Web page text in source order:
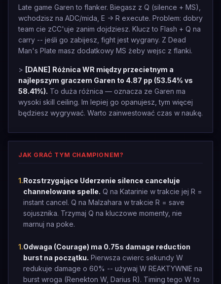
Late game Garen to flanker. Biegasz z Q (silence + MS),
wchodzisz na ADC/mida, E -> R execute. Problem: dobry
team cie zCC'uje zanim dojdziesz. Klucz to Flash + Q na
carry -- jeśli go zabijesz, fight jest wygrany. Z Dead
Man's Plate masz dodatkowy MS żeby wejsc z flanki.
> [DANE] Różnica WR między przecietnym a
najlepszym graczem Garen to 4.87 pp (53.54% vs
58.41%). To duża różnica — oznacza ze Garen ma
wysoki skill ceiling. Im lepiej go opanujesz, tym więcej
będziesz wygrywać. Warto zainwestować czas w naukę.
JAK GRAĆ TYM CHAMPIONEM?
1.Rozstrzygające Uderzenie silence canceluje
channelowane spelle. Q na Katarinie w trakcie jej R =
instant cancel. Q na Malzahara w trakcie R = save
sojusznika. Trzymaj Q na kluczowe momenty, nie
marnuj na poke.
1.Odwaga (Courage) ma 0.75s damage reduction
burst na początku. Pierwsza cwierc sekundy W
redukuje damage o 60% -- używaj W REAKTYWNIE na
burst wroga (Renekton W, Darius R). Timing tego W to